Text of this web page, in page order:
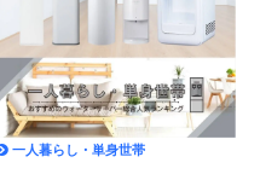
一人暮らし・単身世帯